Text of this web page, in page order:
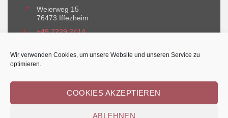
Wir verwenden Cookies, um unsere Website und unseren Service zu
optimieren.
COOKIES AKZEPTIEREN
ABLEHNEN
📍
Weierweg 15
76473 Iffezheim
📞
+49 7229 2414